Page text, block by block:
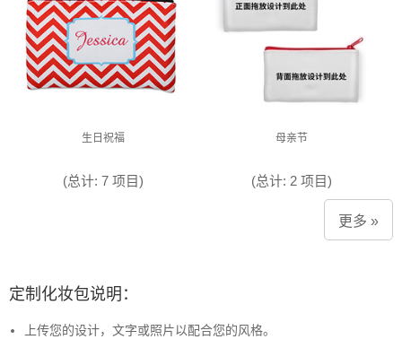
生日祝福
(总计: 7 项目)
母亲节
(总计: 2 项目)
更多 »
定制化妆包说明：
上传您的设计，文字或照片以配合您的风格。